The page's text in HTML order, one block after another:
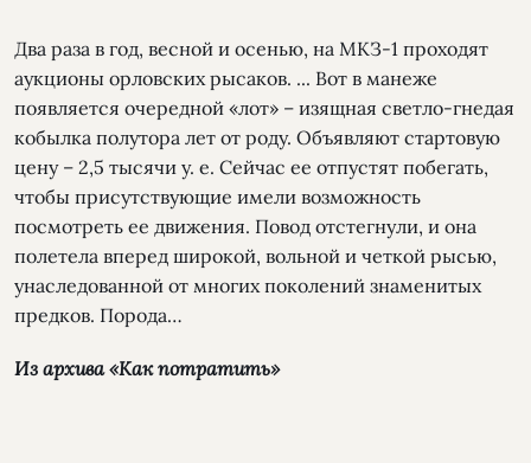
Два раза в год, весной и осенью, на МКЗ-1 проходят
аукционы орловских рысаков. ... Вот в манеже
появляется очередной «лот» – изящная светло-гнедая
кобылка полутора лет от роду. Объявляют стартовую
цену – 2,5 тысячи у. е. Сейчас ее отпустят побегать,
чтобы присутствующие имели возможность
посмотреть ее движения. Повод отстегнули, и она
полетела вперед широкой, вольной и четкой рысью,
унаследованной от многих поколений знаменитых
предков. Порода…
Из архива «Как потратить»